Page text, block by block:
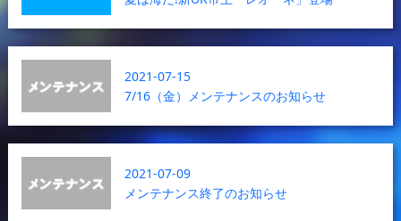
2021-07-15
7/16（金）メンテナンスのお知らせ
2021-07-09
メンテナンス終了のお知らせ